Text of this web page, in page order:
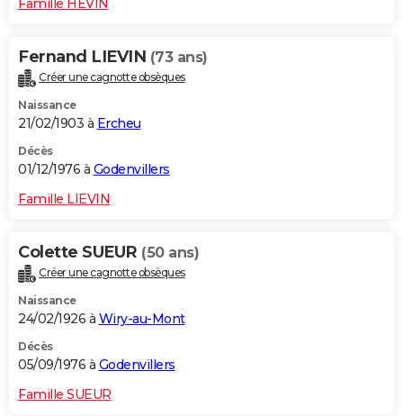
Famille HEVIN
Fernand LIEVIN (73 ans)
Créer une cagnotte obsèques
Naissance
21/02/1903 à Ercheu
Décès
01/12/1976 à Godenvillers
Famille LIEVIN
Colette SUEUR (50 ans)
Créer une cagnotte obsèques
Naissance
24/02/1926 à Wiry-au-Mont
Décès
05/09/1976 à Godenvillers
Famille SUEUR